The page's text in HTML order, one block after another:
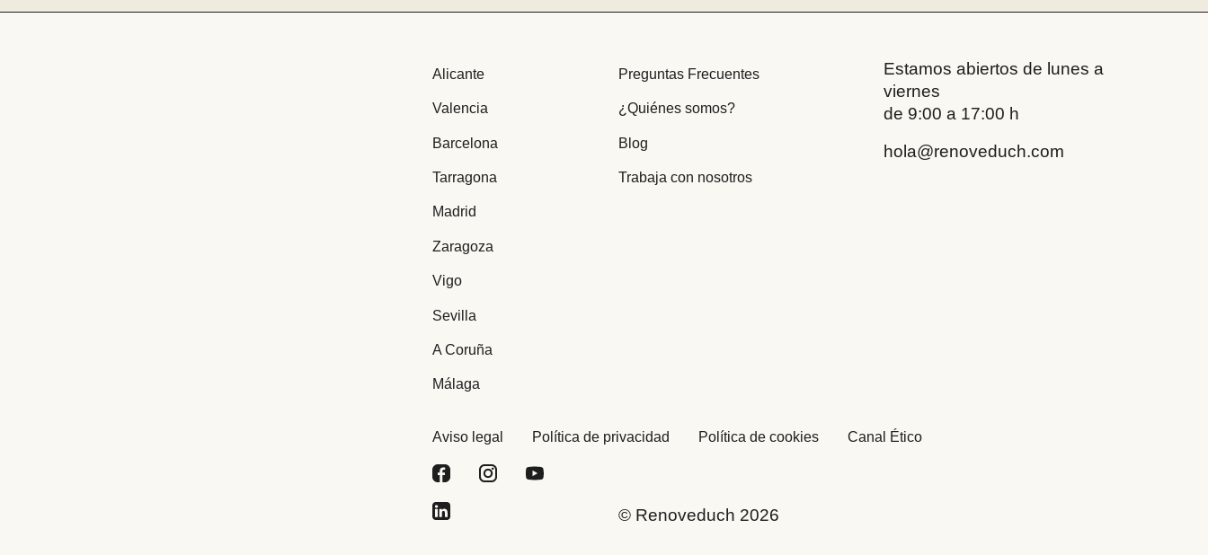
Alicante
Valencia
Barcelona
Tarragona
Madrid
Zaragoza
Vigo
Sevilla
A Coruña
Málaga
Preguntas Frecuentes
¿Quiénes somos?
Blog
Trabaja con nosotros
Estamos abiertos de lunes a
viernes
de 9:00 a 17:00 h
hola@renoveduch.com
Aviso legal Política de privacidad Política de cookies Canal Ético
© Renoveduch 2026